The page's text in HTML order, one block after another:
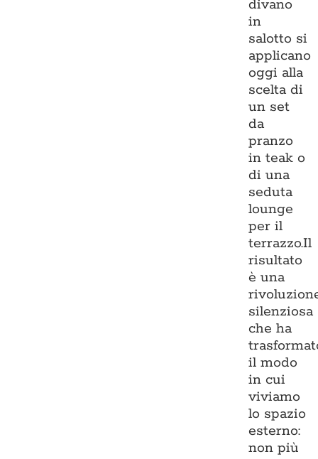
divano
in
salotto si
applicano
oggi alla
scelta di
un set
da
pranzo
in teak o
di una
seduta
lounge
per il
terrazzo.Il
risultato
è una
silenziosa
che ha
il modo
in cui
viviamo
lo spazio
esterno:
non più